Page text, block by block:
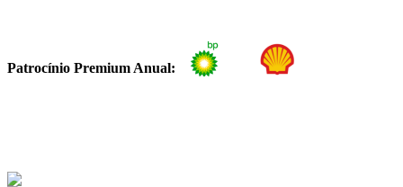
Patrocínio Premium Anual: